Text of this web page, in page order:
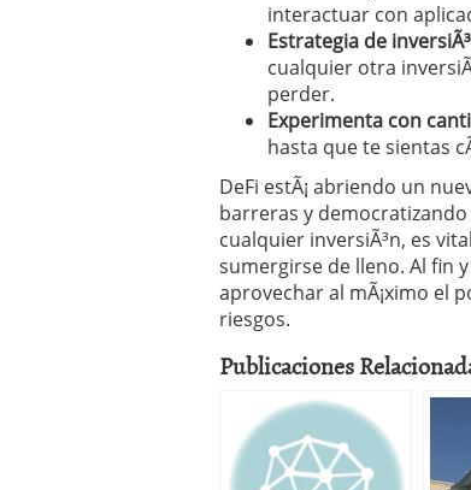
interactuar con
Estrategia de
cualquier otra
perder.
Experimenta con
hasta que te sientas
DeFi estÃ¡ abriendo un
barreras y
cualquier inversiÃ³n, es
sumergirse de lleno. Al fin
aprovechar al mÃ¡ximo el
riesgos.
Publicaciones